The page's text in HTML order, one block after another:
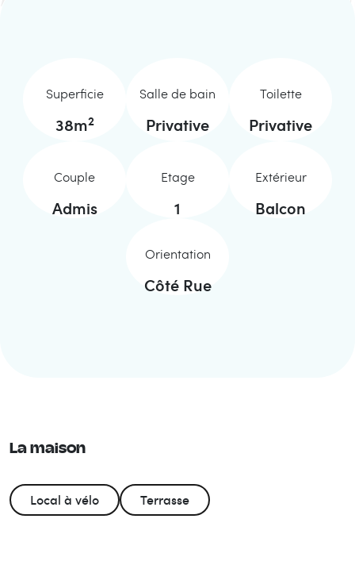
Superficie
38m2
Salle de bain
Privative
Toilette
Privative
Couple
Admis
Etage
1
Extérieur
Balcon
Orientation
Côté Rue
La maison
Local à vélo Terrasse